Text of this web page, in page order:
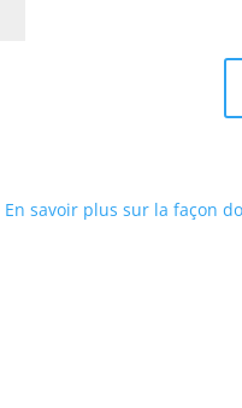
En savoir plus sur la façon